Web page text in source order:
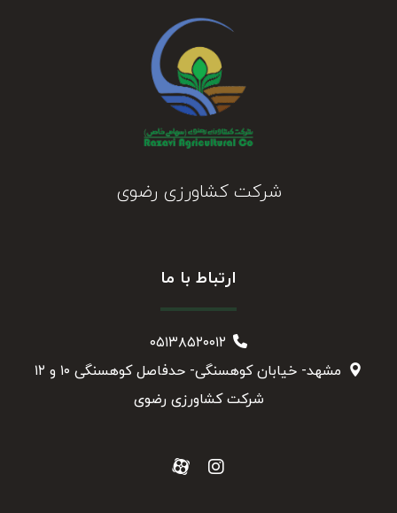
شرکت کشاورزی رضوی
ارتباط با ما
۰۵۱۳۸۵۲۰۰۱۲
مشهد- خیابان کوهسنگی- حدفاصل کوهسنگی ۱۰ و ۱۲
شرکت کشاورزی رضوی